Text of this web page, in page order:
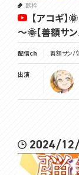
歌枠
【アコギ】
～🌞【善額サ
配信ch 善額サン
出演
2024/